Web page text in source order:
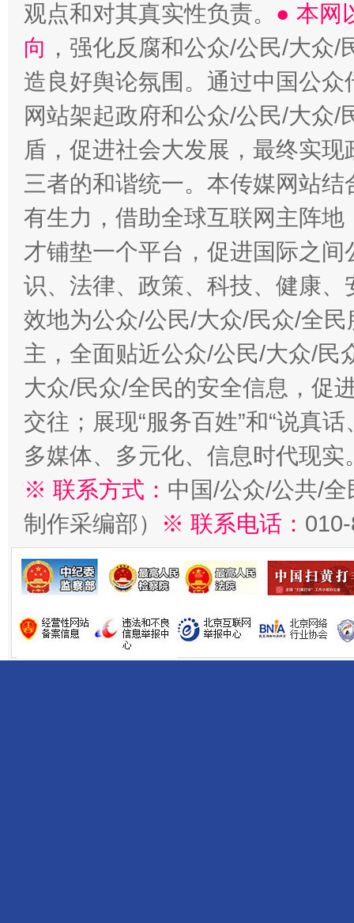
观点和对其真实性负责。 ● 本网
向 ，强化反腐和公众/公民/大众
造良好舆论氛围。通过中国公
网站架起政府和公众/公民/大众
盾，促进社会大发展，最终实
三者的和谐统一。本传媒网站
有生力，借助全球互联网主阵
才铺垫一个平台，促进国际之
识、法律、政策、科技、健康
效地为公众/公民/大众/民众/全
主，全面贴近公众/公民/大众/民
大众/民众/全民的安全信息，促
交往；展现“服务百姓”和“说真
多媒体、多元化、信息时代现实
※ 联系方式： 中国/公众/公共/
制作采编部）
※ 联系电话：